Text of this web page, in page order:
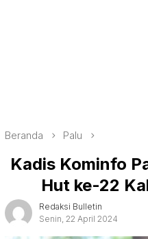
Beranda Palu
Kadis Kominfo
Hut ke-22
Redaksi Bulletin
Senin, 22 April 2024